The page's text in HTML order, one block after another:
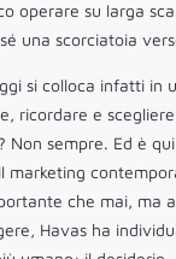
operare su larga
una scorciatoia
si colloca infatti in
ricordare e
Non sempre. Ed è
marketing
che mai, ma
Havas ha